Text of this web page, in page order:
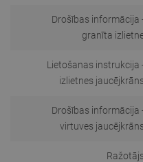
Drošības informācija
granīta
Lietošanas instrukcija
izlietnes
Drošības informācija
virtuves jaucējkrāns